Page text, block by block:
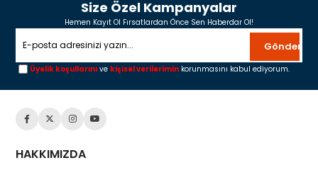
Size Özel Kampanyalar
Hemen Kayıt Ol Fırsatlardan Önce Sen Haberdar Ol!
Gönder
Üyelik koşullarını ve kişisel verilerimin korunmasını kabul ediyorum.
HAKKIMIZDA